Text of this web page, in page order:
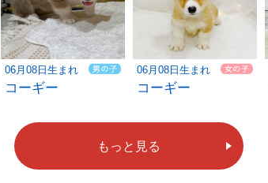
06月08日生まれ
コーギー
06月08日生まれ
コーギー
もっと見る